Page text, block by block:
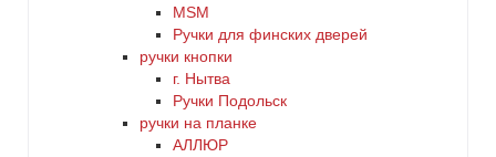
MSM
Ручки для финских дверей
ручки кнопки
г. Нытва
Ручки Подольск
ручки на планке
АЛЛЮР